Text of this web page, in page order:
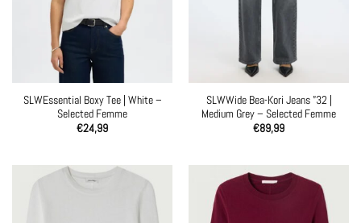
SLWEssential Boxy Tee | White –
Selected Femme
€24,99
SLWWide Bea-Kori Jeans ”32 |
Medium Grey – Selected Femme
€89,99